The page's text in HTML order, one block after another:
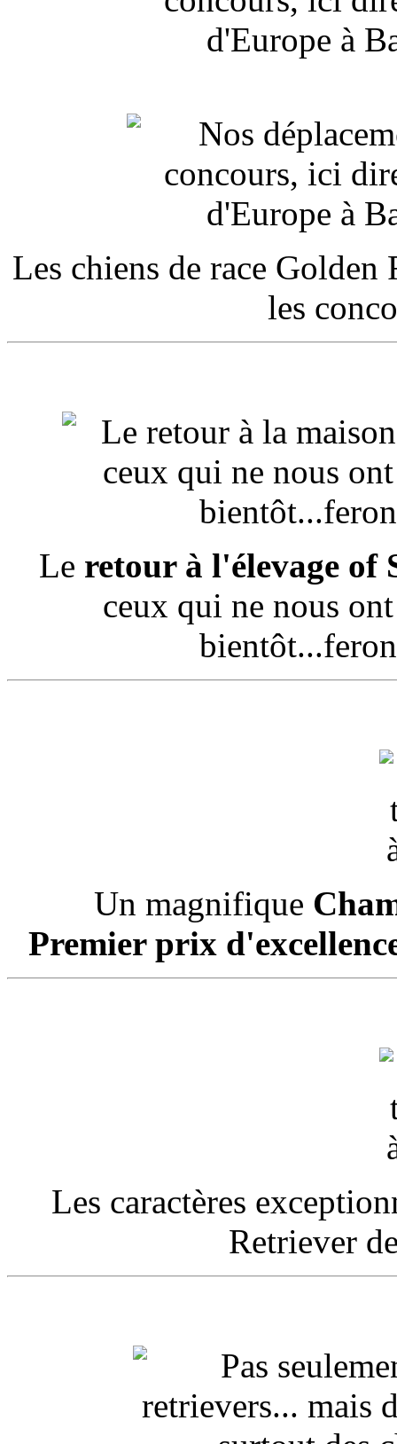
Les chiens de race
les
Le retour à l'élevage of
ceux qui ne nous
Un magnifique
Premier prix
Les caractères
Retriever